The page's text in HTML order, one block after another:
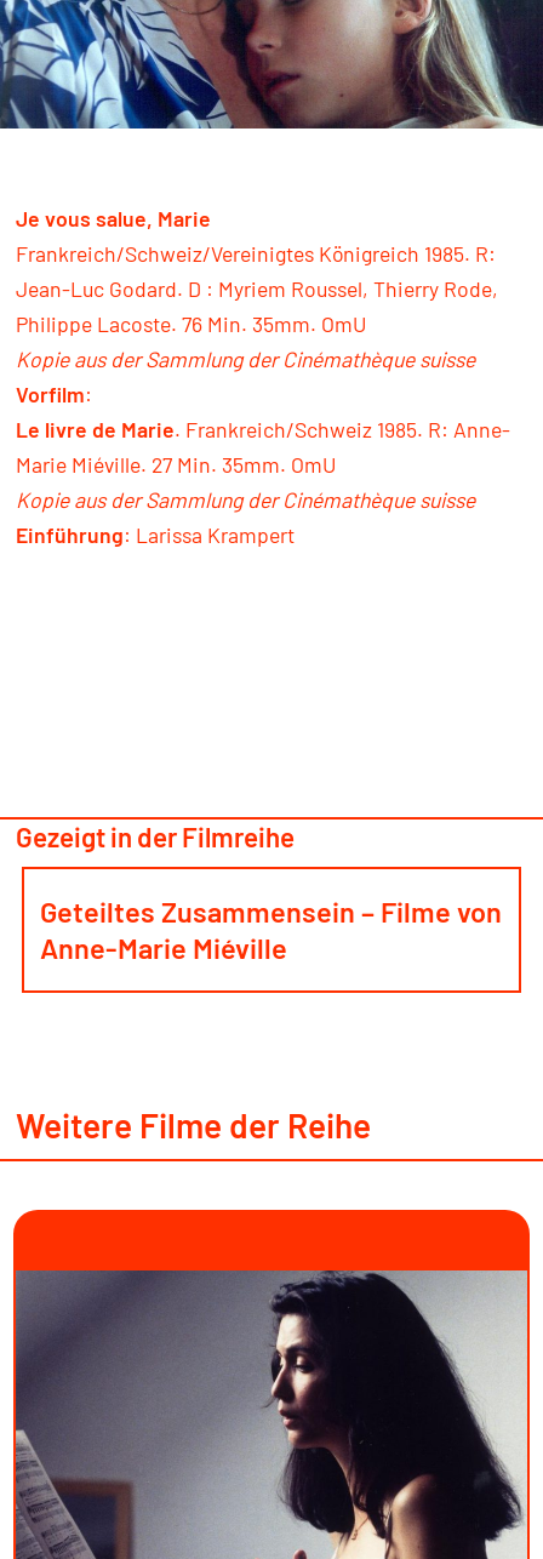
Je vous salue, Marie
Frankreich/Schweiz/Vereinigtes Königreich 1985. R:
Jean-Luc Godard. D : Myriem Roussel, Thierry Rode,
Philippe Lacoste. 76 Min. 35mm. OmU
Kopie aus der Sammlung der Cinémathèque suisse
Vorfilm:
Le livre de Marie. Frankreich/Schweiz 1985. R: Anne-
Marie Miéville. 27 Min. 35mm. OmU
Kopie aus der Sammlung der Cinémathèque suisse
Einführung: Larissa Krampert
Gezeigt in der Filmreihe
Geteiltes Zusammensein – Filme von
Anne-Marie Miéville
Weitere Filme der Reihe